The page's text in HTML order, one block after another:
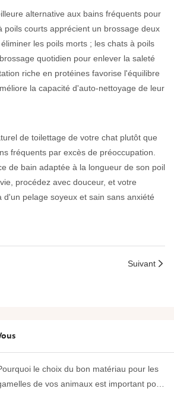
alternative aux bains fréquents pour
poils courts apprécient un brossage deux
les poils morts ; les chats à poils
quotidien pour enlever la saleté
riche en protéines favorise l'équilibre
la capacité d'auto-nettoyage de leur
de toilettage de votre chat plutôt que
fréquents par excès de préoccupation.
de bain adaptée à la longueur de son poil
procédez avec douceur, et votre
d'un pelage soyeux et sain sans anxiété
Suivant
le choix du bon matériau pour les
de vos animaux est important pour